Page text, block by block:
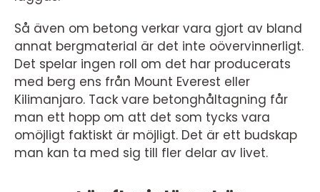
Så även om betong verkar vara gjort av bland
annat bergmaterial är det inte oövervinnerligt.
Det spelar ingen roll om det har producerats
med berg ens från Mount Everest eller
Kilimanjaro. Tack vare betonghåltagning får
man ett hopp om att det som tycks vara
omöjligt faktiskt är möjligt. Det är ett budskap
man kan ta med sig till fler delar av livet.